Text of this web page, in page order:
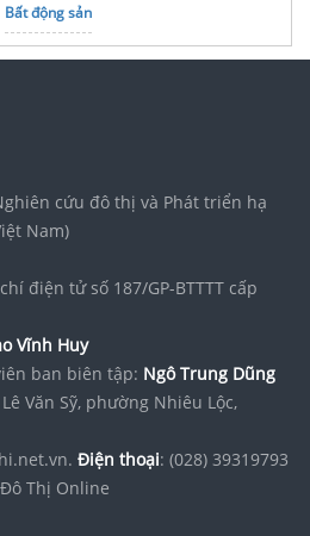
Bất động sản
Home Avenue Nhơn Trạch
cứu đô thị và Phát triển hạ
Nam)
điện tử số 187/GP-BTTTT cấp
Vĩnh Huy
ban biên tập: Ngô Trung Dũng
Văn Sỹ, phường Nhiêu Lộc,
Điện thoại: (028) 39319793
Thị Online